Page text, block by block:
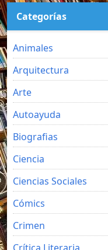
Categorías
Animales
Arquitectura
Arte
Autoayuda
Biografias
Ciencia
Ciencias Sociales
Cómics
Crimen